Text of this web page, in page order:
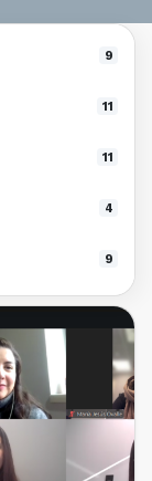
9
11
11
4
9